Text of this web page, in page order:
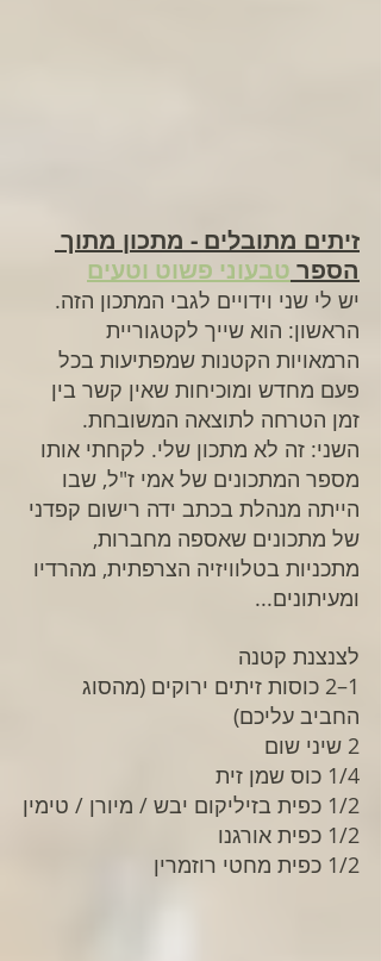
זיתים מתובלים - מתכון מתוך
הספר טבעוני פשוט וטעים
יש לי שני וידויים לגבי המתכון הזה.
הראשון: הוא שייך לקטגוריית
הרמאויות הקטנות שמפתיעות בכל
פעם מחדש ומוכיחות שאין קשר בין
זמן הטרחה לתוצאה המשובחת.
השני: זה לא מתכון שלי. לקחתי אותו
מספר המתכונים של אמי ז"ל, שבו
הייתה מנהלת בכתב ידה רישום קפדני
של מתכונים שאספה מחברות,
מתכניות בטלוויזיה הצרפתית, מהרדיו
ומעיתונים...
לצנצנת קטנה
1–2 כוסות זיתים ירוקים (מהסוג
החביב עליכם)
2 שיני שום
1/4 כוס שמן זית
1/2 כפית בזיליקום יבש / מיורן / טימין
1/2 כפית אורגנו
1/2 כפית מחטי רוזמרין